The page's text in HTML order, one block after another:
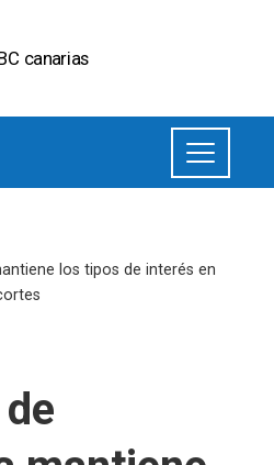
los tipos de interés en